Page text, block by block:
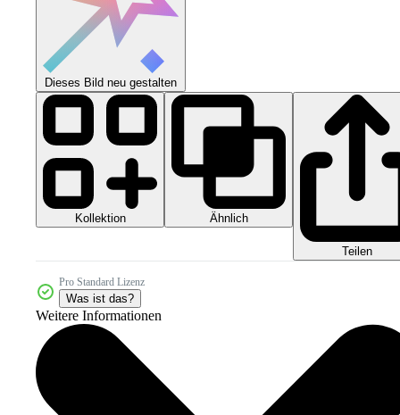
Dieses Bild neu gestalten
Kollektion Ähnlich
Teilen
Pro Standard Lizenz
Was ist das?
Weitere Informationen